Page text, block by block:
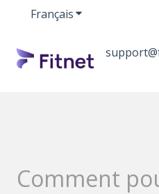
FrançaisAfficher le
Comment